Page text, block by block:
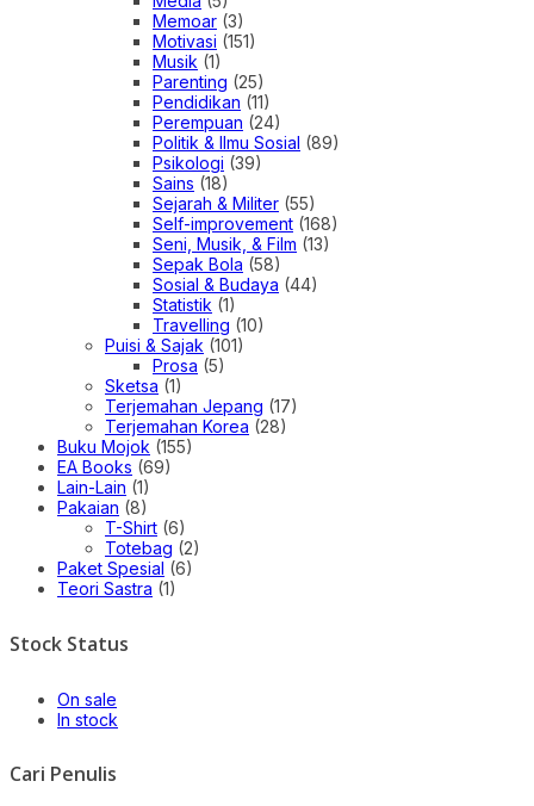
Memoar (3)
Motivasi (151)
Musik (1)
Parenting (25)
Pendidikan (11)
Perempuan (24)
Politik & Ilmu Sosial (89)
Psikologi (39)
Sains (18)
Sejarah & Militer (55)
Self-improvement (168)
Seni, Musik, & Film (13)
Sepak Bola (58)
Sosial & Budaya (44)
Statistik (1)
Travelling (10)
Puisi & Sajak (101)
Prosa (5)
Sketsa (1)
Terjemahan Jepang (17)
Terjemahan Korea (28)
Buku Mojok (155)
EA Books (69)
Lain-Lain (1)
Pakaian (8)
T-Shirt (6)
Totebag (2)
Paket Spesial (6)
Teori Sastra (1)
Stock Status
On sale
In stock
Cari Penulis